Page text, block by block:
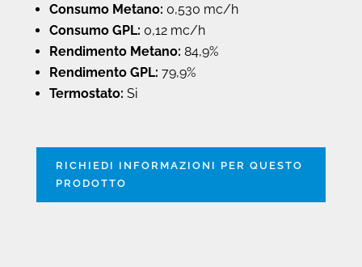
Consumo Metano: 0,530 mc/h
Consumo GPL: 0,12 mc/h
Rendimento Metano: 84,9%
Rendimento GPL: 79,9%
Termostato: Si
RICHIEDI INFORMAZIONI PER QUESTO
PRODOTTO